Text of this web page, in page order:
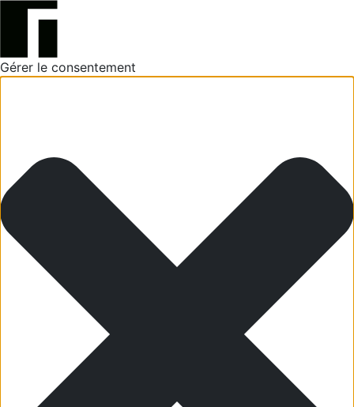
Gérer le consentement